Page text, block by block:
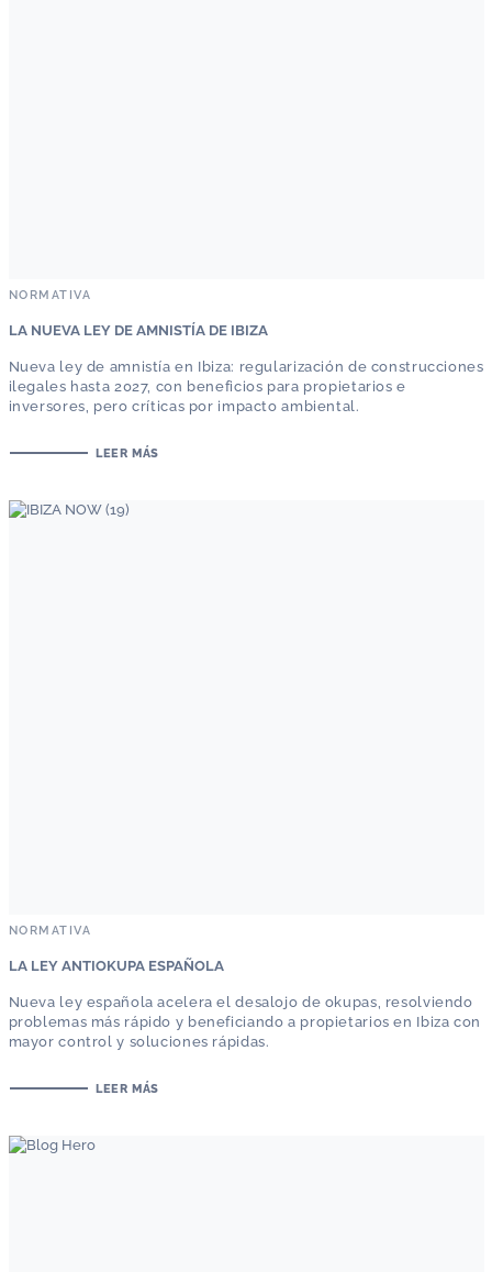
NORMATIVA
LA NUEVA LEY DE AMNISTÍA DE IBIZA
Nueva ley de amnistía en Ibiza: regularización de construcciones
ilegales hasta 2027, con beneficios para propietarios e
inversores, pero críticas por impacto ambiental.
LEER MÁS
NORMATIVA
LA LEY ANTIOKUPA ESPAÑOLA
Nueva ley española acelera el desalojo de okupas, resolviendo
problemas más rápido y beneficiando a propietarios en Ibiza con
mayor control y soluciones rápidas.
LEER MÁS